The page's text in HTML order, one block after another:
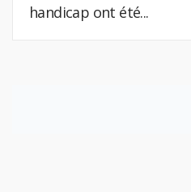
handicap ont été...